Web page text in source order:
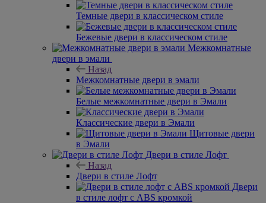
Темные двери в классическом стиле
Бежевые двери в классическом стиле
Межкомнатные
двери в эмали
Назад
Межкомнатные двери в эмали
Белые межкомнатные двери в Эмали
Классические двери в Эмали
Щитовые двери
в Эмали
Двери в стиле Лофт
Назад
Двери в стиле Лофт
Двери
в стиле лофт с ABS кромкой